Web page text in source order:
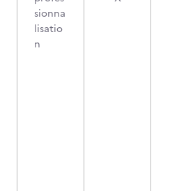
sionna
lisatio
n